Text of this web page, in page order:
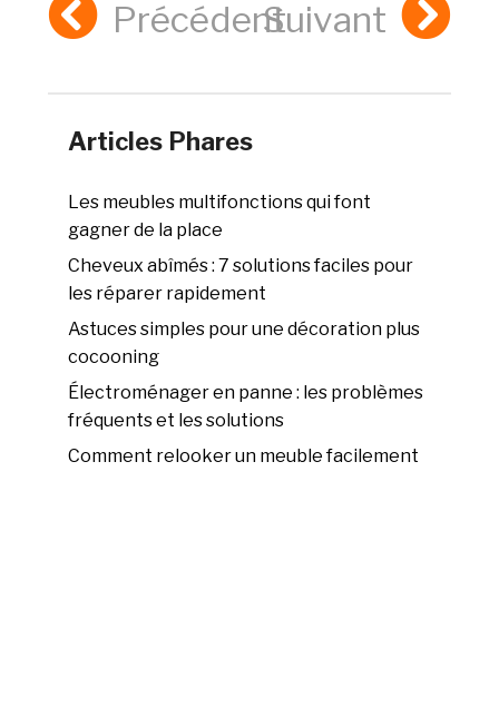
PrécédentSuivant
Articles Phares
Les meubles multifonctions qui font
gagner de la place
Cheveux abîmés : 7 solutions faciles pour
les réparer rapidement
Astuces simples pour une décoration plus
cocooning
Électroménager en panne : les problèmes
fréquents et les solutions
Comment relooker un meuble facilement